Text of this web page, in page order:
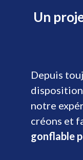
Un
Depuis
notre
créons et
gonflable